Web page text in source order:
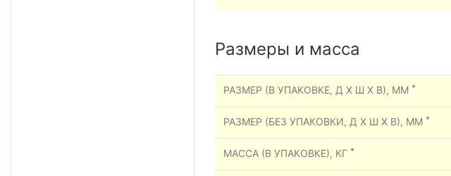
Размеры и масса
РАЗМЕР (В УПАКОВКЕ, Д Х Ш Х В), ММ *
РАЗМЕР (БЕЗ УПАКОВКИ, Д Х Ш Х В), ММ *
МАССА (В УПАКОВКЕ), КГ *